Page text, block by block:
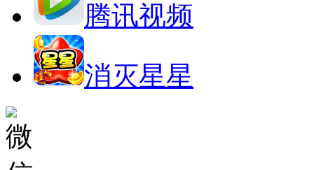
腾讯视频
消灭星星